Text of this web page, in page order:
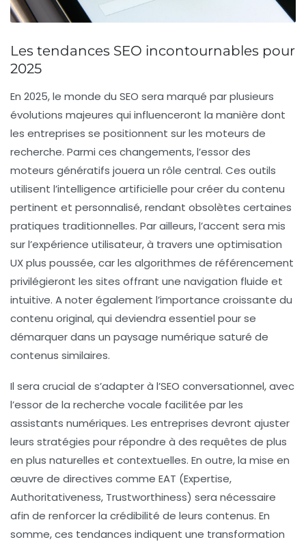
Les tendances SEO incontournables pour
2025
En 2025, le monde du SEO sera marqué par plusieurs
évolutions majeures qui influenceront la manière dont
les entreprises se positionnent sur les moteurs de
recherche. Parmi ces changements, l’essor des
moteurs génératifs jouera un rôle central. Ces outils
utilisent l’intelligence artificielle pour créer du contenu
pertinent et personnalisé, rendant obsolètes certaines
pratiques traditionnelles. Par ailleurs, l’accent sera mis
sur l’expérience utilisateur, à travers une optimisation
UX plus poussée, car les algorithmes de référencement
privilégieront les sites offrant une navigation fluide et
intuitive. A noter également l’importance croissante du
contenu original, qui deviendra essentiel pour se
démarquer dans un paysage numérique saturé de
contenus similaires.
Il sera crucial de s’adapter à l’SEO conversationnel, avec
l’essor de la recherche vocale facilitée par les
assistants numériques. Les entreprises devront ajuster
leurs stratégies pour répondre à des requêtes de plus
en plus naturelles et contextuelles. En outre, la mise en
œuvre de directives comme EAT (Expertise,
Authoritativeness, Trustworthiness) sera nécessaire
afin de renforcer la crédibilité de leurs contenus. En
somme, ces tendances indiquent une transformation